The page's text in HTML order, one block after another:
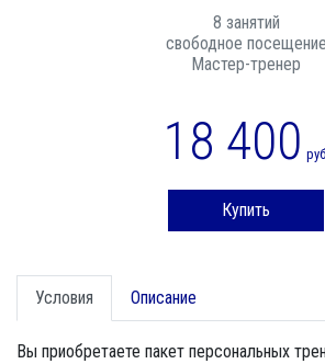
8 занятий
свободное посещение
Мастер-тренер
18 400
Купить
Условия Описание
Вы приобретаете пакет персональных